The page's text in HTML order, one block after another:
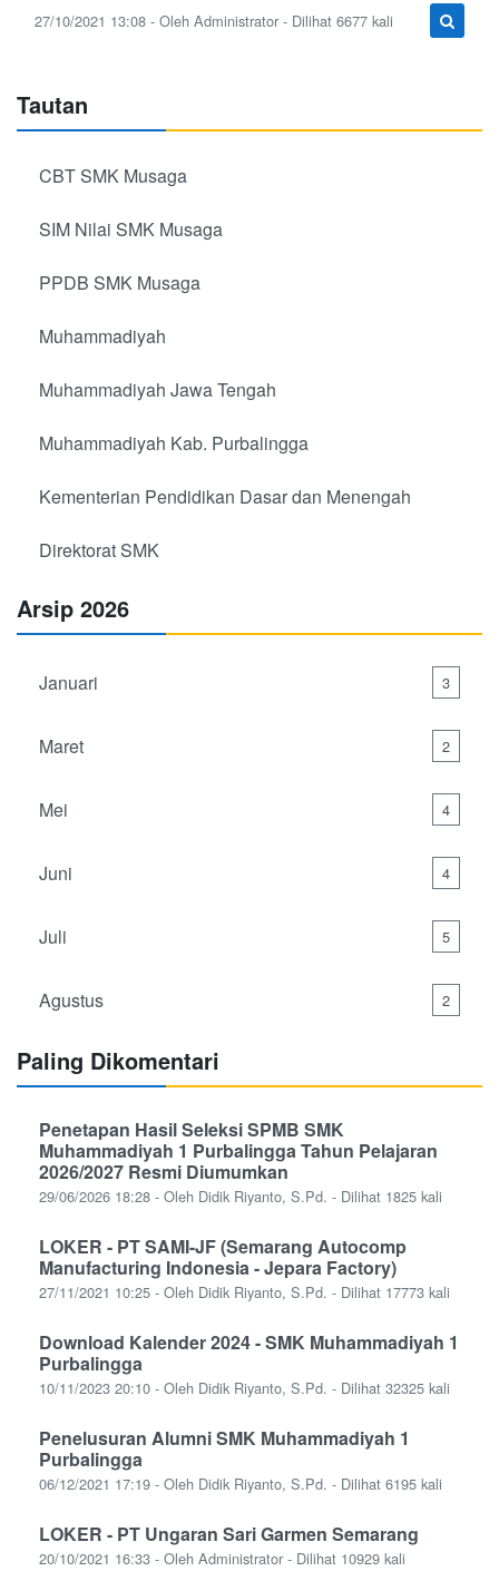
27/10/2021 13:08 - Oleh Administrator - Dilihat 6677 kali
Tautan
CBT SMK Musaga
SIM Nilai SMK Musaga
PPDB SMK Musaga
Muhammadiyah
Muhammadiyah Jawa Tengah
Muhammadiyah Kab. Purbalingga
Kementerian Pendidikan Dasar dan Menengah
Direktorat SMK
Arsip 2026
Januari 3
Maret 2
Mei 4
Juni 4
Juli 5
Agustus 2
Paling Dikomentari
Penetapan Hasil Seleksi SPMB SMK
Muhammadiyah 1 Purbalingga Tahun Pelajaran
2026/2027 Resmi Diumumkan
29/06/2026 18:28 - Oleh Didik Riyanto, S.Pd. - Dilihat 1825 kali
LOKER - PT SAMI-JF (Semarang Autocomp
Manufacturing Indonesia - Jepara Factory)
27/11/2021 10:25 - Oleh Didik Riyanto, S.Pd. - Dilihat 17773 kali
Download Kalender 2024 - SMK Muhammadiyah 1
Purbalingga
10/11/2023 20:10 - Oleh Didik Riyanto, S.Pd. - Dilihat 32325 kali
Penelusuran Alumni SMK Muhammadiyah 1
Purbalingga
06/12/2021 17:19 - Oleh Didik Riyanto, S.Pd. - Dilihat 6195 kali
LOKER - PT Ungaran Sari Garmen Semarang
20/10/2021 16:33 - Oleh Administrator - Dilihat 10929 kali